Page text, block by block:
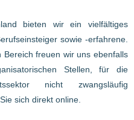
bieten wir ein vielfältiges
sowie -erfahrene.
Bereich freuen wir uns ebenfalls
Stellen, für die
nicht zwangsläufig
sich direkt online.